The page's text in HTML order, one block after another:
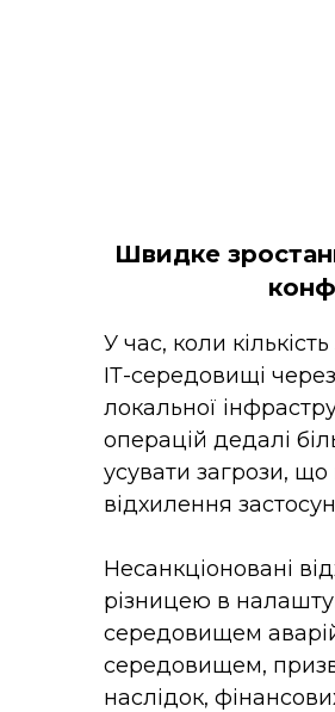
Швидке
У час, коли
ІТ-середовищі
локальної
операцій дедалі
усувати загрози,
відхилення
Несанкціоновані
різницею в
середовищем
середовищем,
наслідок,